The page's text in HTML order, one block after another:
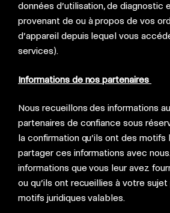
données d’utilisation, de diagnostic
provenant de ou à propos de vos
d’appareil depuis lequel vous
services).
Informations de nos partenaires
Nous recueillons des informations
partenaires de confiance sous
la confirmation qu’ils ont des motifs
partager ces informations avec
informations que vous leur avez
ou qu’ils ont recueillies à votre sujet
motifs juridiques valables.